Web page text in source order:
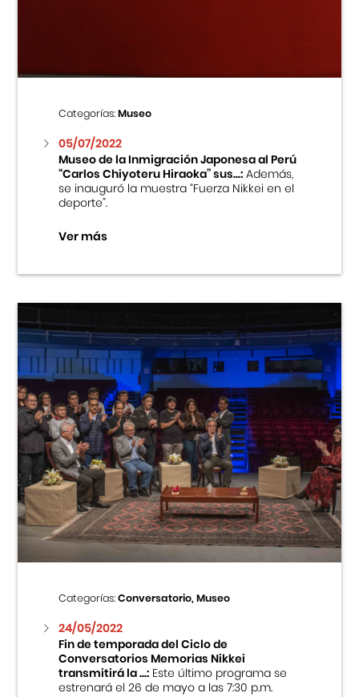
Cursos
Museo de la Inmigración Japonesa
Fondo Editorial
Teatro Peruano Japonés
Categorías:Museo
05/07/2022
Museo de la Inmigración Japonesa al Perú
“Carlos Chiyoteru Hiraoka” sus...:Además,
se inauguró la muestra “Fuerza Nikkei en el
deporte”.
Ver más
Categorías:Conversatorio, Museo
24/05/2022
Fin de temporada del Ciclo de
Conversatorios Memorias Nikkei
transmitirá la ...:Este último programa se
estrenará el 26 de mayo a las 7:30 p.m.